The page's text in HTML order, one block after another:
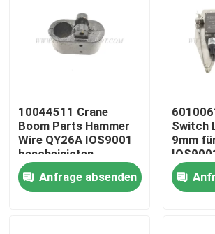
10044511 Crane
Boom Parts Hammer
Wire QY26A IOS9001
bescheinigten
Anfrage absenden
Switch
9mm